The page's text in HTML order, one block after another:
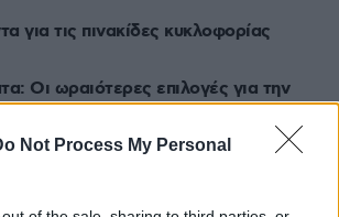
Not Process My Personal
για τις πινακίδες κυκλοφορίας
Οι ωραιότερες επιλογές για την
έως το τέλος Αυγούστου το έκτακτο